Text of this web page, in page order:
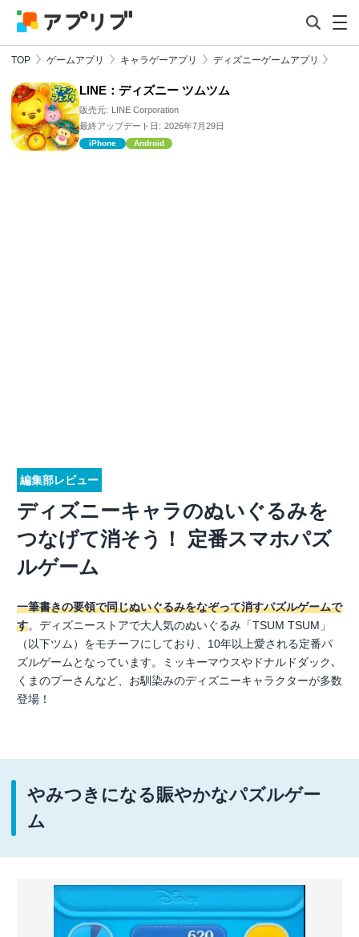
TOP ゲームアプリ キャラゲーアプリ ディズニーゲームアプリ
LINE：ディズニー ツムツム
販売元: LINE Corporation
最終アップデート日: 2026年7月29日
iPhone Android
編集部レビュー
ディズニーキャラのぬいぐるみを
つなげて消そう！ 定番スマホパズ
ルゲーム
一筆書きの要領で同じぬいぐるみをなぞって消すパズルゲームで
す。ディズニーストアで大人気のぬいぐるみ「TSUM TSUM」
（以下ツム）をモチーフにしており、10年以上愛される定番パ
ズルゲームとなっています。ミッキーマウスやドナルドダック､
くまのプーさんなど、お馴染みのディズニーキャラクターが多数
登場！
やみつきになる賑やかなパズルゲー
ム